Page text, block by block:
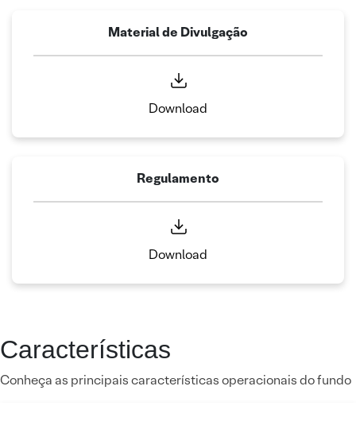
Material de Divulgação
Download
Regulamento
Download
Características
Conheça as principais características operacionais do fundo